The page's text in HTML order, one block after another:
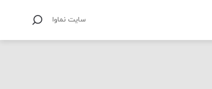
سایت نماوا